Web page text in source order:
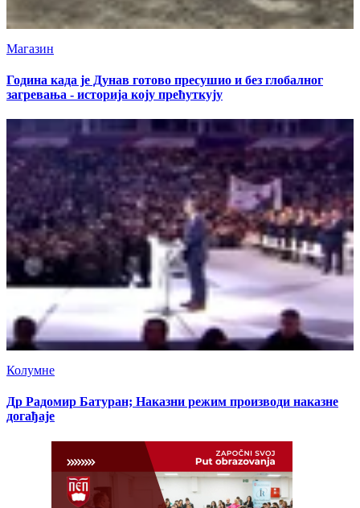
Магазин
Година када је Дунав готово пресушио и без глобалног
загревања - историја коју прећуткују
Колумне
Др Радомир Батуран; Наказни режим производи наказне
догађаје